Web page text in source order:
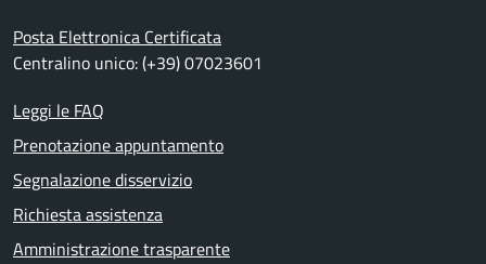
Posta Elettronica Certificata
Centralino unico: (+39) 07023601
Leggi le FAQ
Prenotazione appuntamento
Segnalazione disservizio
Richiesta assistenza
Amministrazione trasparente